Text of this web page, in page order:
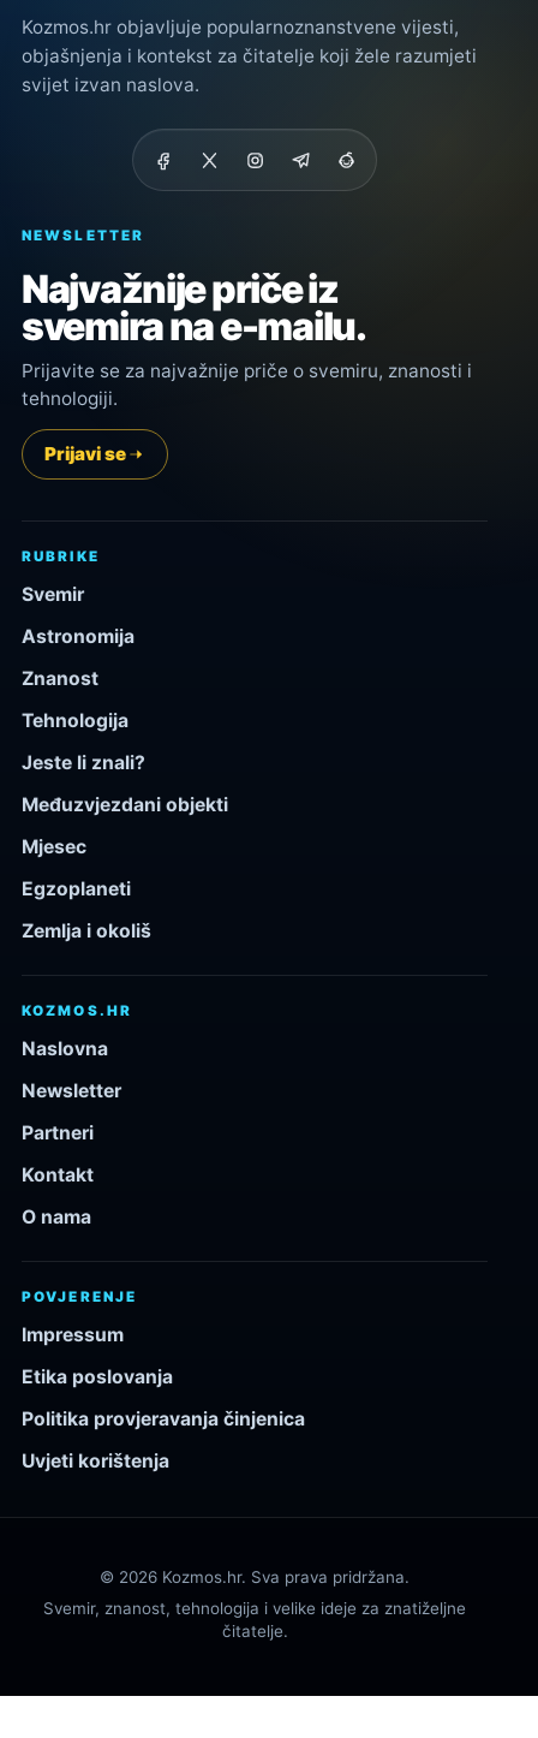
Kozmos.hr objavljuje popularnoznanstvene vijesti,
objašnjenja i kontekst za čitatelje koji žele razumjeti
svijet izvan naslova.
NEWSLETTER
Najvažnije priče iz
svemira na e-mailu.
Prijavite se za najvažnije priče o svemiru, znanosti i
tehnologiji.
Prijavi se
RUBRIKE
Svemir
Astronomija
Znanost
Tehnologija
Jeste li znali?
Međuzvjezdani objekti
Mjesec
Egzoplaneti
Zemlja i okoliš
KOZMOS.HR
Naslovna
Newsletter
Partneri
Kontakt
O nama
POVJERENJE
Impressum
Etika poslovanja
Politika provjeravanja činjenica
Uvjeti korištenja
© 2026 Kozmos.hr. Sva prava pridržana.
Svemir, znanost, tehnologija i velike ideje za znatiželjne
čitatelje.